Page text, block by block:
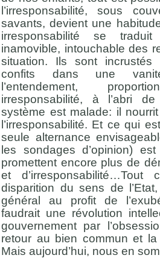
l’irresponsabilité, sous
savants, devient une
irresponsabilité se
inamovible, intouchable des
situation. Ils sont
confits dans une
l’entendement,
irresponsabilité, à l’abri
système est malade: il
l’irresponsabilité. Et ce qui
seule alternance
les sondages d’opinion)
promettent encore plus de
et
disparition du sens de
général au profit de
faudrait une révolution
gouvernement par
retour au bien commun et la
Mais aujourd’hui, nous en